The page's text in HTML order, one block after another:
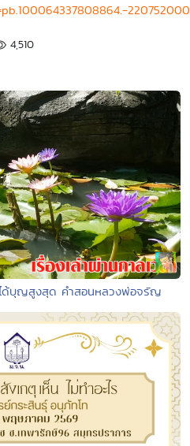
4,510
ได้บุญสูงสุด คำสอนหลวงพ่อจรัญ